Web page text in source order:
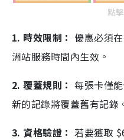
點
1. 時效限制： 優惠必須
洲站服務時間內生效。
2. 覆蓋規則： 每張卡僅
新的記錄將覆蓋舊有記錄
3. 資格驗證： 若要獲取